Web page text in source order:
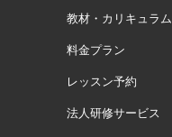
教材・カリキュラム
料金プラン
レッスン予約
法人研修サービス